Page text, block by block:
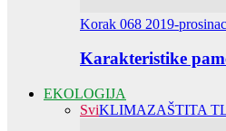
Korak 068 2019-prosinac
Karakteristike
EKOLOGIJA
SviKLIMAZAŠTITA